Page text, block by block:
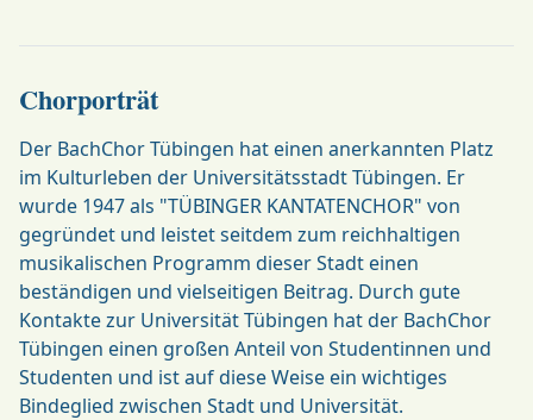
Chorporträt
Der BachChor Tübingen hat einen anerkannten Platz
im Kulturleben der Universitätsstadt Tübingen. Er
wurde 1947 als "TÜBINGER KANTATENCHOR" von
gegründet und leistet seitdem zum reichhaltigen
musikalischen Programm dieser Stadt einen
beständigen und vielseitigen Beitrag. Durch gute
Kontakte zur Universität Tübingen hat der BachChor
Tübingen einen großen Anteil von Studentinnen und
Studenten und ist auf diese Weise ein wichtiges
Bindeglied zwischen Stadt und Universität.